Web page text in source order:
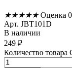
★★★★★ Оценка
Арт. JBT101D
В наличии
249 ₽
Количество